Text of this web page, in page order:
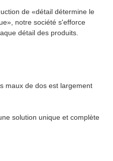
de «détail détermine le
notre société s'efforce
détail des produits.
maux de dos est largement
solution unique et complète